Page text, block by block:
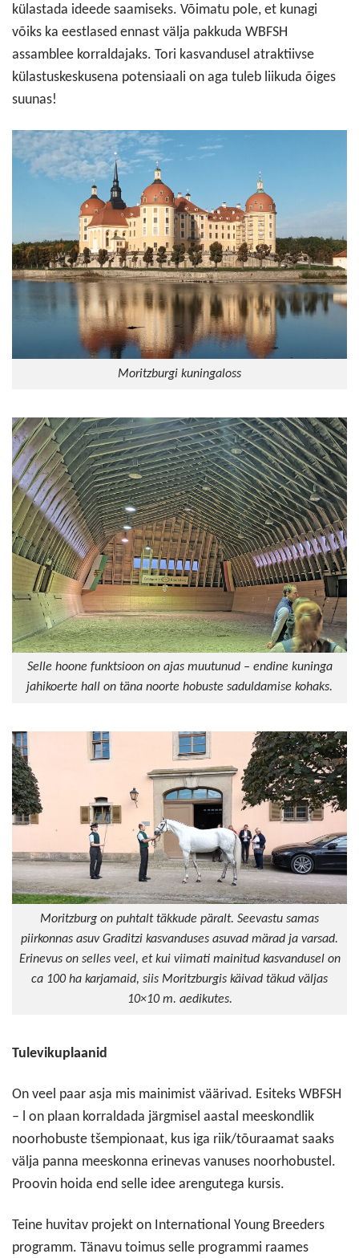
külastada ideede saamiseks. Võimatu pole, et kunagi
võiks ka eestlased ennast välja pakkuda WBFSH
assamblee korraldajaks. Tori kasvandusel atraktiivse
külastuskeskusena potensiaali on aga tuleb liikuda õiges
suunas!
Moritzburgi kuningaloss
Selle hoone funktsioon on ajas muutunud – endine kuninga
jahikoerte hall on täna noorte hobuste saduldamise kohaks.
Moritzburg on puhtalt täkkude päralt. Seevastu samas
piirkonnas asuv Graditzi kasvanduses asuvad märad ja varsad.
Erinevus on selles veel, et kui viimati mainitud kasvandusel on
ca 100 ha karjamaid, siis Moritzburgis käivad täkud väljas
10×10 m. aedikutes.
Tulevikuplaanid
On veel paar asja mis mainimist väärivad. Esiteks WBFSH
– l on plaan korraldada järgmisel aastal meeskondlik
noorhobuste tšempionaat, kus iga riik/tõuraamat saaks
välja panna meeskonna erinevas vanuses noorhobustel.
Proovin hoida end selle idee arengutega kursis.
Teine huvitav projekt on International Young Breeders
programm. Tänavu toimus selle programmi raames